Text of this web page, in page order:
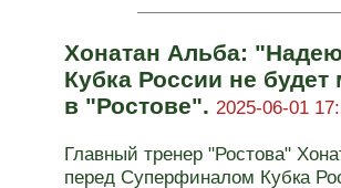
Хонатан Альба:
Кубка России не
в "Ростове". 2025-06-01
Главный тренер "Ростова"
перед Суперфиналом Кубка